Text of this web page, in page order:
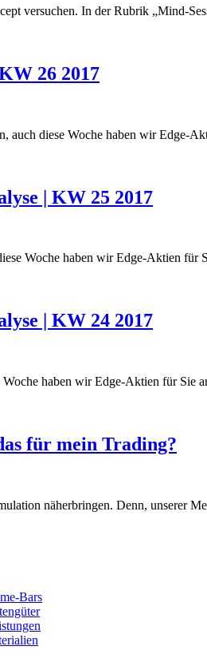
versuchen. In der Rubrik „Mind-
26 2017
auch diese Woche haben wir Edge-
| KW 25 2017
Woche haben wir Edge-Aktien
| KW 24 2017
haben wir Edge-Aktien für
für mein Trading?
näherbringen. Denn, unserer
Bars